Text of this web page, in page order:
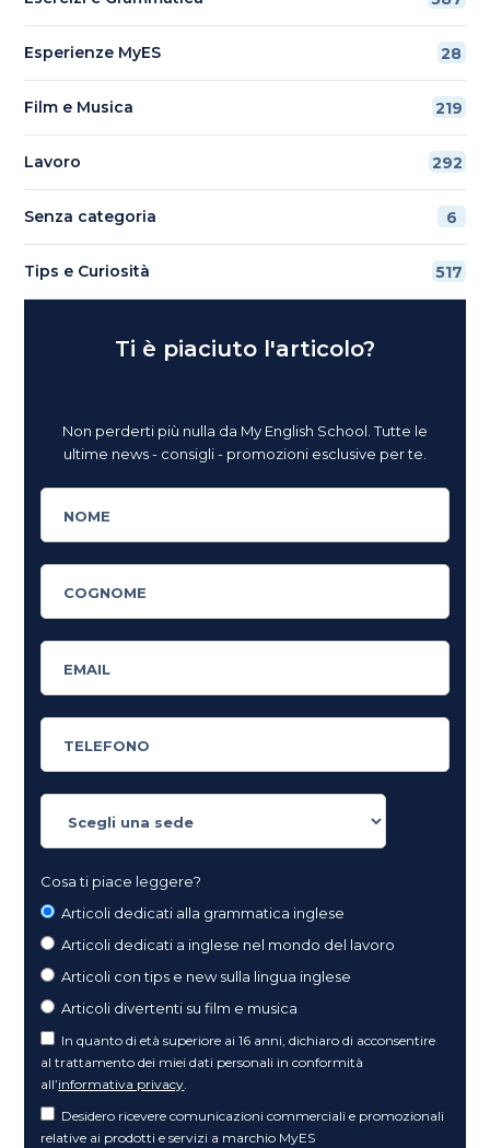
Esperienze MyES 28
Film e Musica 219
Lavoro 292
Senza categoria 6
Tips e Curiosità 517
Ti è piaciuto l'articolo?
Non perderti più nulla da My English School. Tutte le
ultime news - consigli - promozioni esclusive per te.
Cosa ti piace leggere?
Articoli dedicati alla grammatica inglese
Articoli dedicati a inglese nel mondo del lavoro
Articoli con tips e new sulla lingua inglese
Articoli divertenti su film e musica
In quanto di età superiore ai 16 anni, dichiaro di acconsentire
al trattamento dei miei dati personali in conformità
all’informativa privacy.
Desidero ricevere comunicazioni commerciali e promozionali
relative ai prodotti e servizi a marchio MyES